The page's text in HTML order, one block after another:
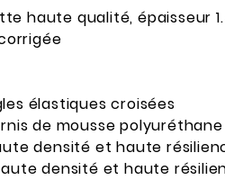
haute qualité, épaisseur
élastiques croisées
de mousse polyuréthane
densité et haute
densité et haute